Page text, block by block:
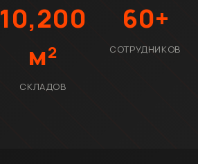
10,200
м²
СКЛАДОВ
60+
СОТРУДНИКОВ